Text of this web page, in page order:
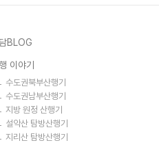
BLOG
이야기
수도권북부산행기
수도권남부산행기
지방 원정 산행기
설악산 탐방산행기
지리산 탐방산행기